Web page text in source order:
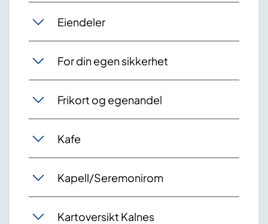
Eiendeler
For din egen sikkerhet
Frikort og egenandel
Kafe
Kapell/Seremonirom
Kartoversikt Kalnes